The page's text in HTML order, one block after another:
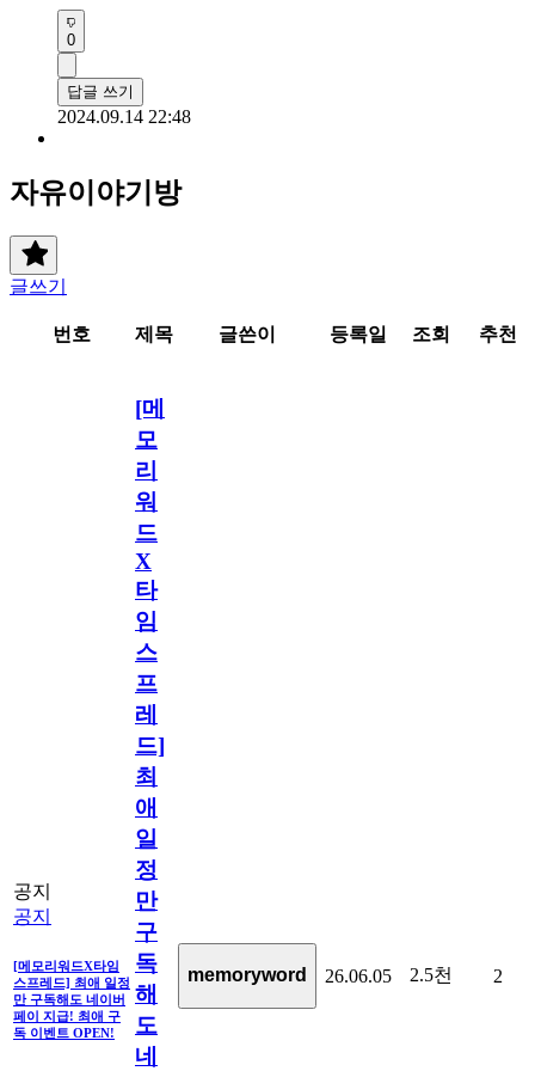
0
답글 쓰기
2024.09.14 22:48
자유이야기방
글쓰기
번호 제목 글쓴이 등록일 조회 추천
공지
공지
[메모리워드X타임
스프레드] 최애 일정
만 구독해도 네이버
페이 지급! 최애 구
독 이벤트 OPEN!
[메
모
리
워
드
X
타
임
스
프
레
드]
최
애
일
정
만
구
독
해
도
네
memoryword 26.06.05 2.5천 2